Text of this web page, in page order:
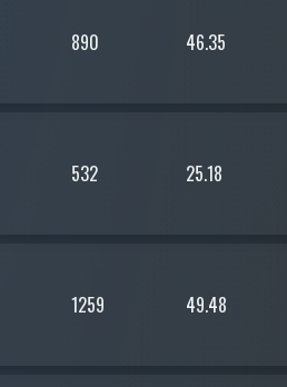
890 46.35
532 25.18
1259 49.48